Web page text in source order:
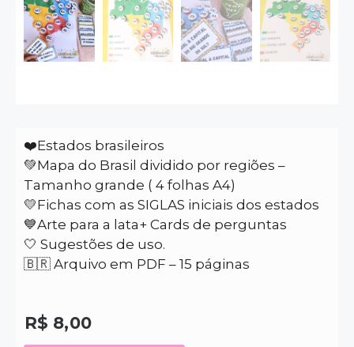
❤️Estados brasileiros
💚Mapa do Brasil dividido por regiões –
Tamanho grande ( 4 folhas A4)
💛Fichas com as SIGLAS iniciais dos estados
💙Arte para a lata+ Cards de perguntas
🤍 Sugestões de uso.
🇧🇷 Arquivo em PDF – 15 páginas
R$ 8,00